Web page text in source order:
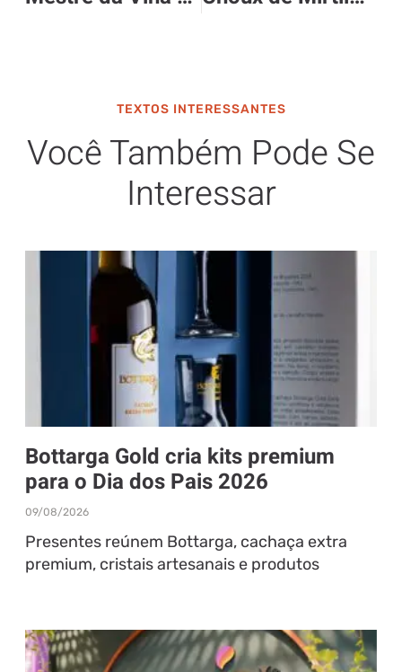
TEXTOS INTERESSANTES
Você Também Pode Se
Interessar
Bottarga Gold cria kits premium
para o Dia dos Pais 2026
09/08/2026
Presentes reúnem Bottarga, cachaça extra
premium, cristais artesanais e produtos